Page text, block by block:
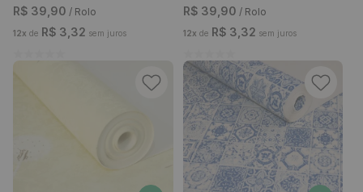
R$ 39 90 / Rolo
12x de R$ 3 32 sem juros
R$ 39 90 / Rolo
12x de R$ 3 32 sem juros